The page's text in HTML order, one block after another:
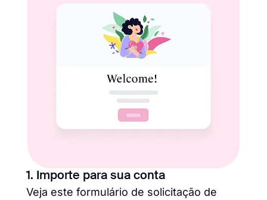
1. Importe para sua conta
Veja este formulário de solicitação de